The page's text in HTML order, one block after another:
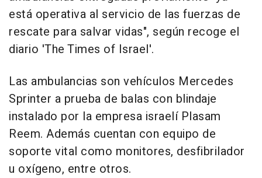
está operativa al servicio de las fuerzas de
rescate para salvar vidas", según recoge el
diario 'The Times of Israel'.
Las ambulancias son vehículos Mercedes
Sprinter a prueba de balas con blindaje
instalado por la empresa israelí Plasam
Reem. Además cuentan con equipo de
soporte vital como monitores, desfibrilador
u oxígeno, entre otros.